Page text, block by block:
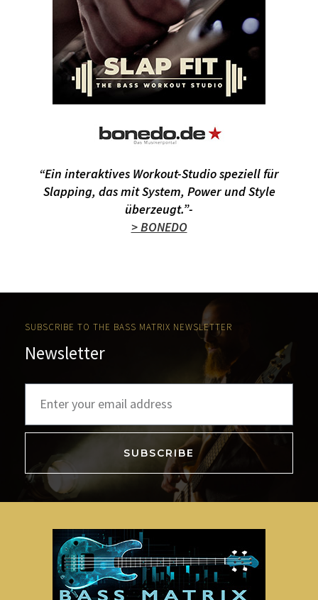
“Ein interaktives Workout-Studio speziell für
Slapping, das mit System, Power und Style
überzeugt.”-
> BONEDO
SUBSCRIBE TO THE BASS MATRIX NEWSLETTER
Newsletter
SUBSCRIBE
A
l